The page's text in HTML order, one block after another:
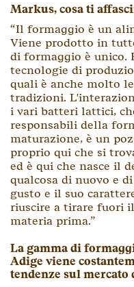
Markus, cosa ti
“Il formaggio è un
Viene prodotto in
di formaggio è unico.
tecnologie di
quali è anche molto
tradizioni.
i vari batteri lattici,
responsabili della
maturazione, è un
proprio qui che si
ed è qui che nasce il
qualcosa di nuovo e
gusto e il suo
riuscire a tirare fuori
materia prima.”
La gamma di
Adige viene
tendenze sul mercato